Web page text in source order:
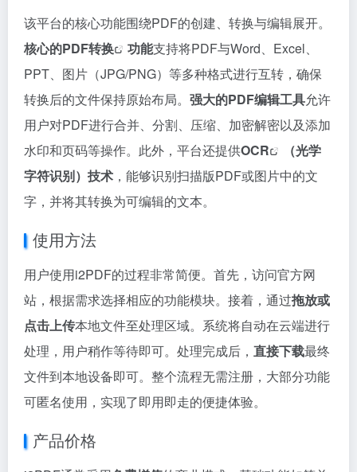
该平台的核心功能围绕PDF的创建、转换与编辑展开。
核心的PDF转换 功能支持将PDF与Word、Excel、
PPT、图片（JPG/PNG）等多种格式进行互转，确保
转换后的文件保持原始布局。 强大的PDF编辑工具允许
用户对PDF进行合并、分割、压缩、加密解密以及添加
水印和页码等操作。此外，平台还提供OCR
（光学
字符识别）技术 ，能够识别扫描版PDF或图片中的文
字，并将其转换为可编辑的文本。
使用方法
用户使用i2PDF的过程非常简便。首先，访问官方网
站，根据需求选择相应的功能模块。接着，通过拖放或
点击上传本地文件至处理区域。系统将自动在云端进行
处理，用户稍作等待即可。处理完成后， 直接下载最终
文件到本地设备即可。整个流程无需注册，大部分功能
可匿名使用，实现了即用即走的便捷体验。
产品价格